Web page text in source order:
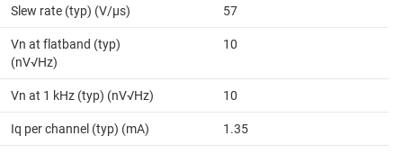
Slew rate (typ) (V/µs) 57
Vn at flatband (typ)
(nV√Hz)
10
Vn at 1 kHz (typ) (nV√Hz) 10
Iq per channel (typ) (mA) 1.35